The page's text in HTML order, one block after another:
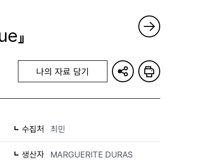
』
나의 자료 담기
수집처 최민
생산자 MARGUERITE DURAS